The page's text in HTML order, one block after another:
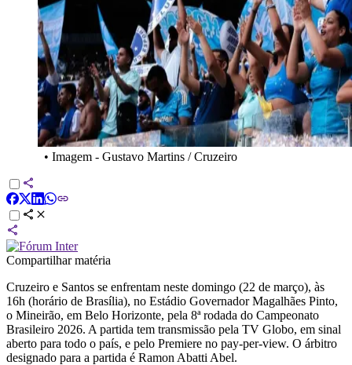
• Imagem - Gustavo Martins / Cruzeiro
Compartilhar matéria
Cruzeiro e Santos se enfrentam neste domingo (22 de março), às
16h (horário de Brasília), no Estádio Governador Magalhães Pinto,
o Mineirão, em Belo Horizonte, pela 8ª rodada do Campeonato
Brasileiro 2026. A partida tem transmissão pela TV Globo, em sinal
aberto para todo o país, e pelo Premiere no pay-per-view. O árbitro
designado para a partida é Ramon Abatti Abel.